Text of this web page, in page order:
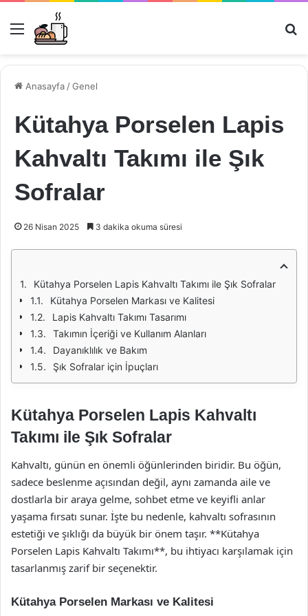
Menü
Anasayfa /Genel
Kütahya Porselen Lapis
Kahvaltı Takımı ile Şık
Sofralar
26 Nisan 2025 3 dakika okuma süresi
Kütahya Porselen Lapis Kahvaltı Takımı ile Şık Sofralar
Kütahya Porselen Markası ve Kalitesi
Lapis Kahvaltı Takımı Tasarımı
Takımın İçeriği ve Kullanım Alanları
Dayanıklılık ve Bakım
Şık Sofralar için İpuçları
Kütahya Porselen Lapis Kahvaltı
Takımı ile Şık Sofralar
Kahvaltı, günün en önemli öğünlerinden biridir. Bu öğün,
sadece beslenme açısından değil, aynı zamanda aile ve
dostlarla bir araya gelme, sohbet etme ve keyifli anlar
yaşama fırsatı sunar. İşte bu nedenle, kahvaltı sofrasının
estetiği ve şıklığı da büyük bir önem taşır. **Kütahya
Porselen Lapis Kahvaltı Takımı**, bu ihtiyacı karşılamak için
tasarlanmış zarif bir seçenektir.
Kütahya Porselen Markası ve Kalitesi